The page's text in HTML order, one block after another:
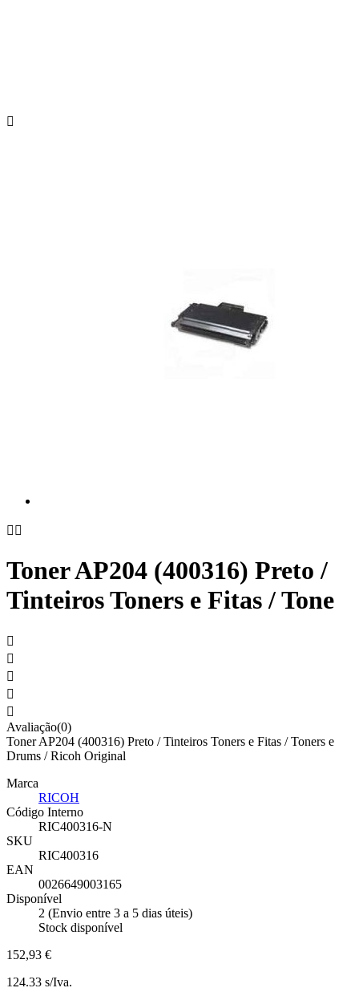

 
Toner AP204 (400316) Preto /
Tinteiros Toners e Fitas / Tone





Avaliação(0)
Toner AP204 (400316) Preto / Tinteiros Toners e Fitas / Toners e
Drums / Ricoh Original
Marca
RICOH
Código Interno
RIC400316-N
SKU
RIC400316
EAN
0026649003165
Disponível
2 (Envio entre 3 a 5 dias úteis)
Stock disponível
152,93 €
124.33 s/Iva.